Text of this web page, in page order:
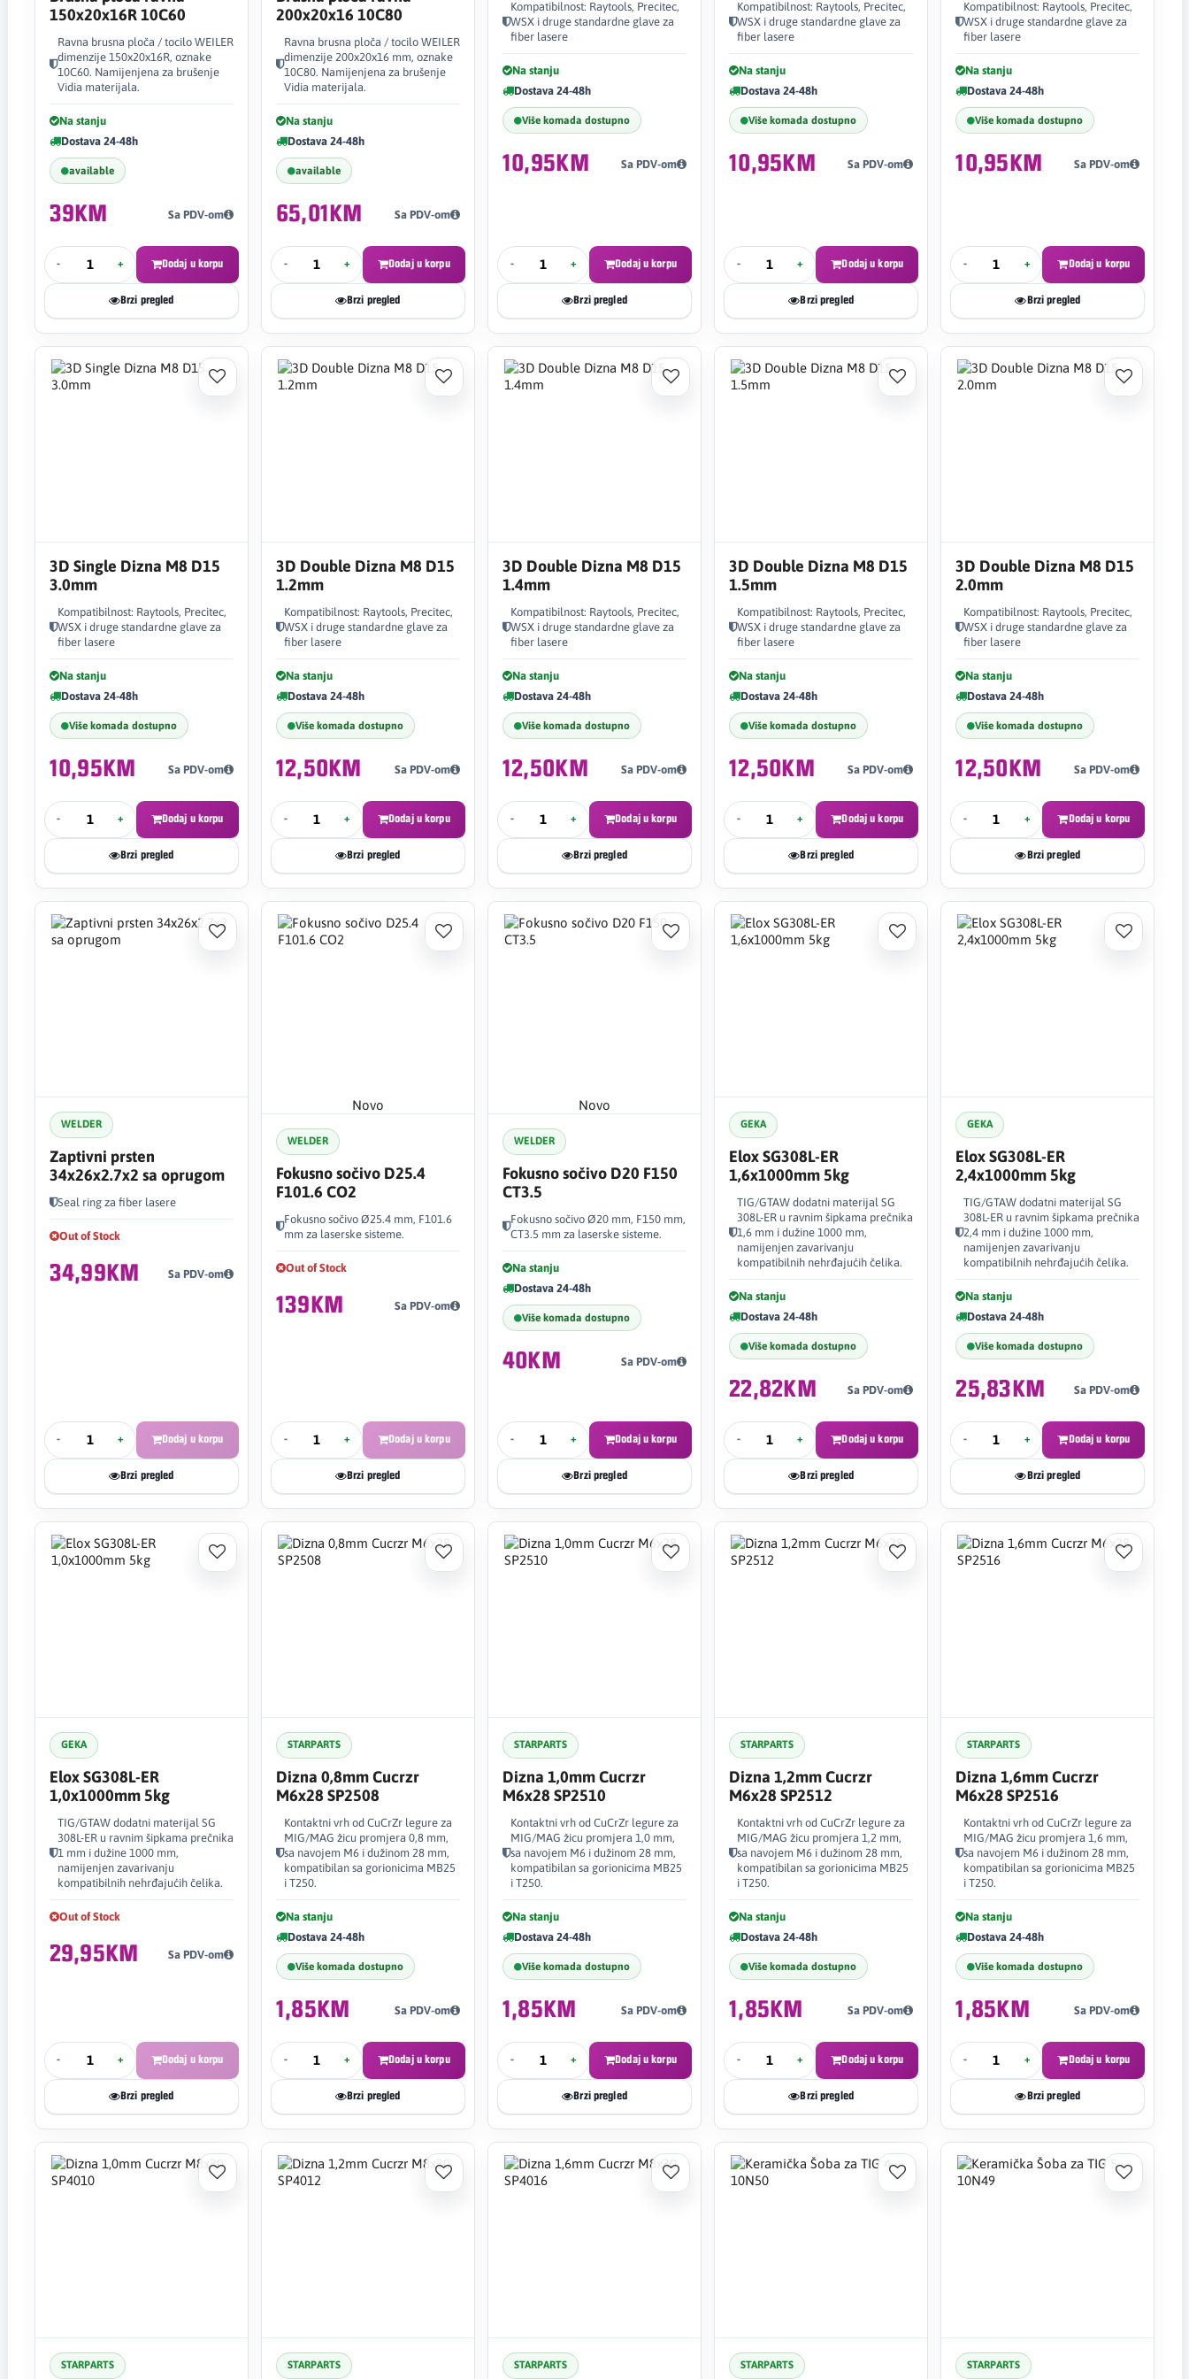
150x20x16R 10C60
Ravna brusna ploča / tocilo WEILER
dimenzije 150x20x16R, oznake
10C60. Namijenjena za brušenje
Vidia materijala.
Na stanju
Dostava 24-48h
available
39KM Sa PDV-om
- + Dodaj u korpu
Brzi pregled
200x20x16 10C80
Ravna brusna ploča / tocilo WEILER
dimenzije 200x20x16 mm, oznake
10C80. Namijenjena za brušenje
Vidia materijala.
Na stanju
Dostava 24-48h
available
65,01KM Sa PDV-om
- + Dodaj u korpu
Brzi pregled
Kompatibilnost: Raytools, Precitec,
WSX i druge standardne glave za
fiber lasere
Na stanju
Dostava 24-48h
Više komada dostupno
10,95KM Sa PDV-om
- + Dodaj u korpu
Brzi pregled
Kompatibilnost: Raytools, Precitec,
WSX i druge standardne glave za
fiber lasere
Na stanju
Dostava 24-48h
Više komada dostupno
10,95KM Sa PDV-om
- + Dodaj u korpu
Brzi pregled
Kompatibilnost: Raytools, Precitec,
WSX i druge standardne glave za
fiber lasere
Na stanju
Dostava 24-48h
Više komada dostupno
10,95KM Sa PDV-om
- + Dodaj u korpu
Brzi pregled
3D Single Dizna M8 D15
3.0mm
Kompatibilnost: Raytools, Precitec,
WSX i druge standardne glave za
fiber lasere
Na stanju
Dostava 24-48h
Više komada dostupno
10,95KM Sa PDV-om
- + Dodaj u korpu
Brzi pregled
3D Double Dizna M8 D15
1.2mm
Kompatibilnost: Raytools, Precitec,
WSX i druge standardne glave za
fiber lasere
Na stanju
Dostava 24-48h
Više komada dostupno
12,50KM Sa PDV-om
- + Dodaj u korpu
Brzi pregled
3D Double Dizna M8 D15
1.4mm
Kompatibilnost: Raytools, Precitec,
WSX i druge standardne glave za
fiber lasere
Na stanju
Dostava 24-48h
Više komada dostupno
12,50KM Sa PDV-om
- + Dodaj u korpu
Brzi pregled
3D Double Dizna M8 D15
1.5mm
Kompatibilnost: Raytools, Precitec,
WSX i druge standardne glave za
fiber lasere
Na stanju
Dostava 24-48h
Više komada dostupno
12,50KM Sa PDV-om
- + Dodaj u korpu
Brzi pregled
3D Double Dizna M8 D15
2.0mm
Kompatibilnost: Raytools, Precitec,
WSX i druge standardne glave za
fiber lasere
Na stanju
Dostava 24-48h
Više komada dostupno
12,50KM Sa PDV-om
- + Dodaj u korpu
Brzi pregled
WELDER
Zaptivni prsten
34x26x2.7x2 sa oprugom
Seal ring za fiber lasere
Out of Stock
34,99KM Sa PDV-om
- + Dodaj u korpu
Brzi pregled
Novo
WELDER
Fokusno sočivo D25.4
F101.6 CO2
Fokusno sočivo Ø25.4 mm, F101.6
mm za laserske sisteme.
Out of Stock
139KM Sa PDV-om
- + Dodaj u korpu
Brzi pregled
Novo
WELDER
Fokusno sočivo D20 F150
CT3.5
Fokusno sočivo Ø20 mm, F150 mm,
CT3.5 mm za laserske sisteme.
Na stanju
Dostava 24-48h
Više komada dostupno
40KM Sa PDV-om
- + Dodaj u korpu
Brzi pregled
GEKA
Elox SG308L-ER
1,6x1000mm 5kg
TIG/GTAW dodatni materijal SG
308L-ER u ravnim šipkama prečnika
1,6 mm i dužine 1000 mm,
namijenjen zavarivanju
kompatibilnih nehrđajućih čelika.
Na stanju
Dostava 24-48h
Više komada dostupno
22,82KM Sa PDV-om
- + Dodaj u korpu
Brzi pregled
GEKA
Elox SG308L-ER
2,4x1000mm 5kg
TIG/GTAW dodatni materijal SG
308L-ER u ravnim šipkama prečnika
2,4 mm i dužine 1000 mm,
namijenjen zavarivanju
kompatibilnih nehrđajućih čelika.
Na stanju
Dostava 24-48h
Više komada dostupno
25,83KM Sa PDV-om
- + Dodaj u korpu
Brzi pregled
GEKA
Elox SG308L-ER
1,0x1000mm 5kg
TIG/GTAW dodatni materijal SG
308L-ER u ravnim šipkama prečnika
1 mm i dužine 1000 mm,
namijenjen zavarivanju
kompatibilnih nehrđajućih čelika.
Out of Stock
29,95KM Sa PDV-om
- + Dodaj u korpu
Brzi pregled
STARPARTS
Dizna 0,8mm Cucrzr
M6x28 SP2508
Kontaktni vrh od CuCrZr legure za
MIG/MAG žicu promjera 0,8 mm,
sa navojem M6 i dužinom 28 mm,
kompatibilan sa gorionicima MB25
i T250.
Na stanju
Dostava 24-48h
Više komada dostupno
1,85KM Sa PDV-om
- + Dodaj u korpu
Brzi pregled
STARPARTS
Dizna 1,0mm Cucrzr
M6x28 SP2510
Kontaktni vrh od CuCrZr legure za
MIG/MAG žicu promjera 1,0 mm,
sa navojem M6 i dužinom 28 mm,
kompatibilan sa gorionicima MB25
i T250.
Na stanju
Dostava 24-48h
Više komada dostupno
1,85KM Sa PDV-om
- + Dodaj u korpu
Brzi pregled
STARPARTS
Dizna 1,2mm Cucrzr
M6x28 SP2512
Kontaktni vrh od CuCrZr legure za
MIG/MAG žicu promjera 1,2 mm,
sa navojem M6 i dužinom 28 mm,
kompatibilan sa gorionicima MB25
i T250.
Na stanju
Dostava 24-48h
Više komada dostupno
1,85KM Sa PDV-om
- + Dodaj u korpu
Brzi pregled
STARPARTS
Dizna 1,6mm Cucrzr
M6x28 SP2516
Kontaktni vrh od CuCrZr legure za
MIG/MAG žicu promjera 1,6 mm,
sa navojem M6 i dužinom 28 mm,
kompatibilan sa gorionicima MB25
i T250.
Na stanju
Dostava 24-48h
Više komada dostupno
1,85KM Sa PDV-om
- + Dodaj u korpu
Brzi pregled
STARPARTS STARPARTS STARPARTS STARPARTS STARPARTS